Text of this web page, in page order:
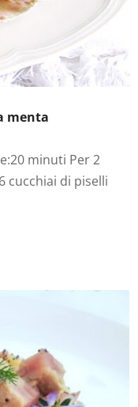
menta
minuti Per 2
cucchiai di piselli